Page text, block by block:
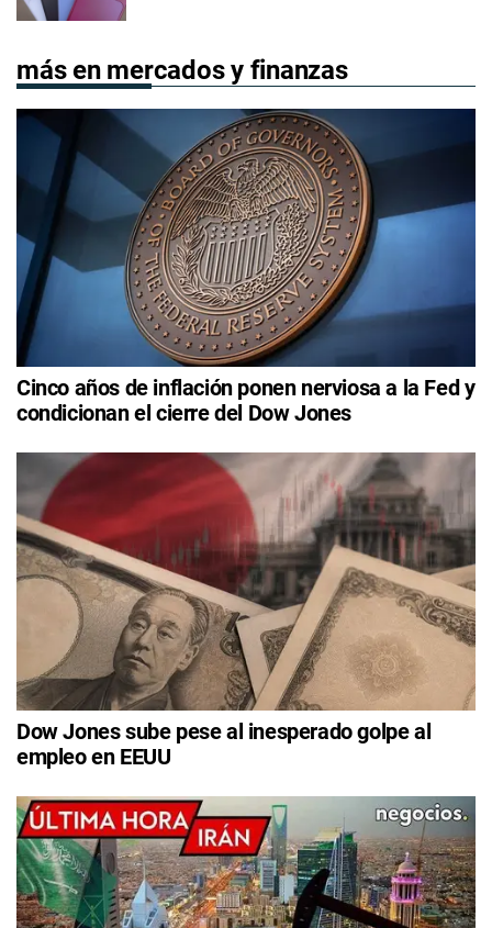
más en mercados y finanzas
Cinco años de inflación ponen nerviosa a la Fed y
condicionan el cierre del Dow Jones
Dow Jones sube pese al inesperado golpe al
empleo en EEUU